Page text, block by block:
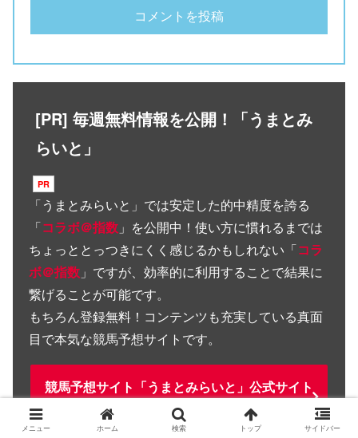
[PR] 毎週無料情報を公開！「うまとみ
らいと」
「うまとみらいと 」では安定した的中精度を誇る
「コラボ＠指数 」を公開中！使い方に慣れるまでは
ちょっととっつきにくく感じるかもしれない「コラ
ボ＠指数 」ですが、効率的に利用することで結果に
繋げることが可能です。
もちろん登録無料！コンテンツも充実している真面
目で本気な競馬予想サイトです。
競馬予想サイト「うまとみらいと」公式サイト
へ
メニュー ホーム 検索 トップ サイドバー